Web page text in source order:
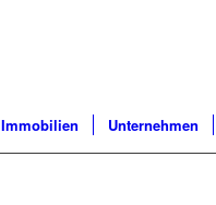
Immobilien Unternehmen